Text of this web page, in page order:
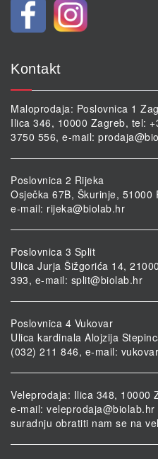
Kontakt
Maloprodaja: Poslovnica 1
Ilica 346, 10000 Zagreb, tel:
3750 556, e-mail:
Poslovnica 2 Rijeka
Osječka 67B, Škurinje,
e-mail: rijeka@biolab.hr
Poslovnica 3 Split
Ulica Jurja Šižgorića 14,
393, e-mail: split@biolab.hr
Poslovnica 4 Vukovar
Ulica kardinala Alojzija
(032) 211 846, e-mail:
Veleprodaja: Ilica 348, 10000
e-mail: veleprodaja@biolab.hr
suradnju obratiti nam se na